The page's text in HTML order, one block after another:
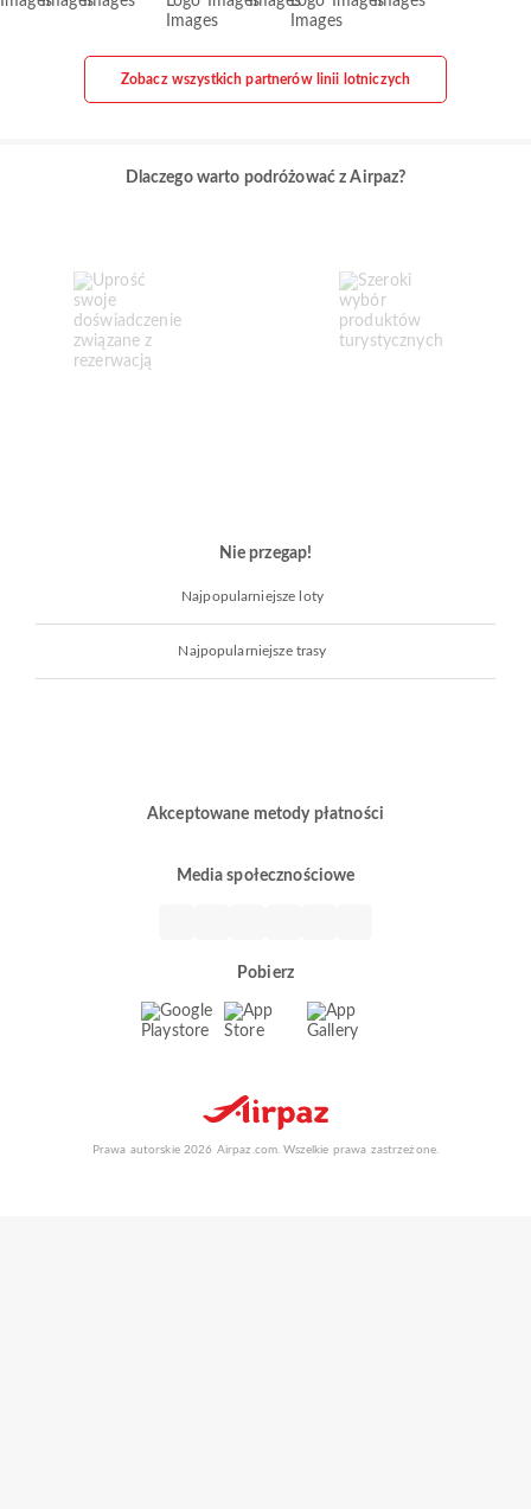
Zobacz wszystkich partnerów linii lotniczych
Dlaczego warto podróżować z Airpaz?
Nie przegap!
Najpopularniejsze loty
Najpopularniejsze trasy
Akceptowane metody płatności
Media społecznościowe
Pobierz
Prawa autorskie 2026 Airpaz.com. Wszelkie prawa zastrzeżone.